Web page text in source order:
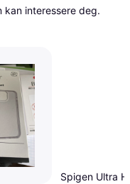
Spigen Ultra